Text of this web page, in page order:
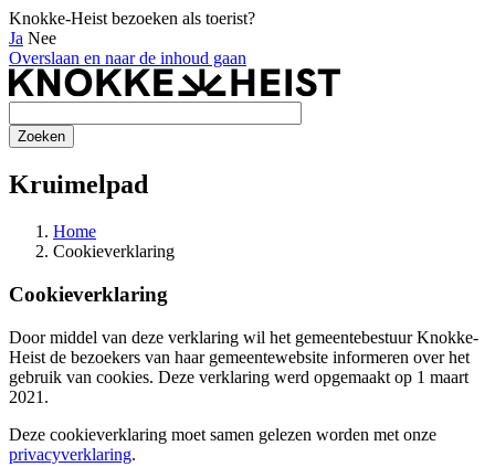
Knokke-Heist bezoeken als toerist?
Ja Nee
Overslaan en naar de inhoud gaan
Kruimelpad
Home
Cookieverklaring
Cookieverklaring
Door middel van deze verklaring wil het gemeentebestuur Knokke-
Heist de bezoekers van haar gemeentewebsite informeren over het
gebruik van cookies. Deze verklaring werd opgemaakt op 1 maart
2021.
Deze cookieverklaring moet samen gelezen worden met onze
privacyverklaring.